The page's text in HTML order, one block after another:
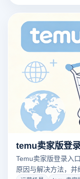
Temu卖家版登录入
原因与解决方法，并